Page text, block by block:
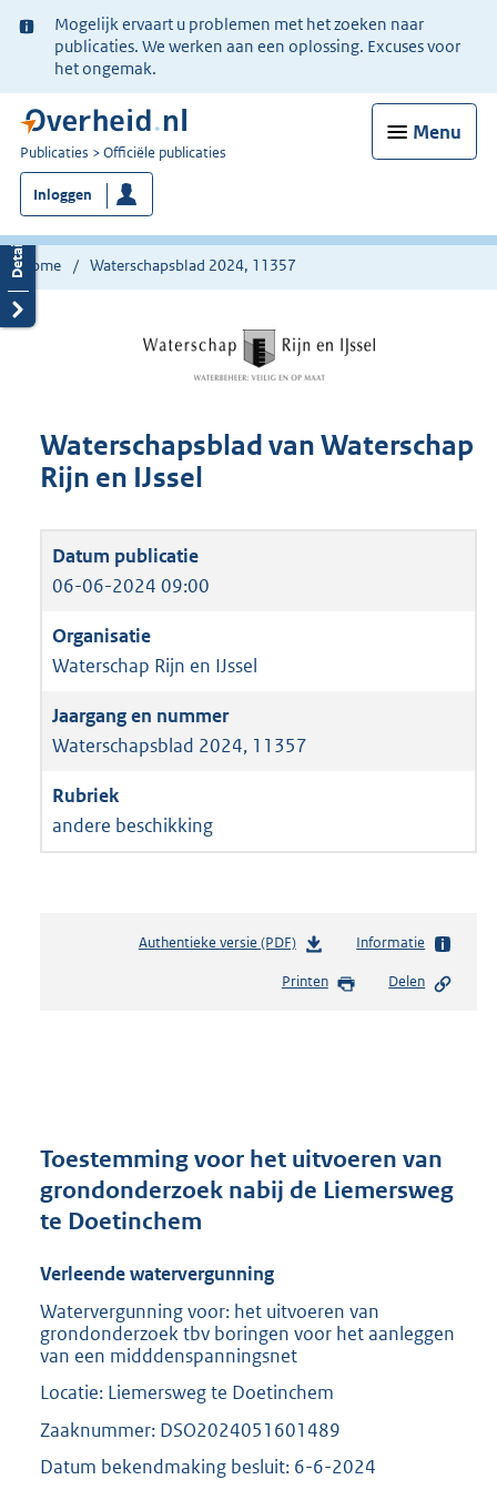
Ter
informatie:
Mogelijk ervaart u problemen met het zoeken naar
publicaties. We werken aan een oplossing. Excuses voor
het ongemak.
Menu
U
bent
nu
hier:
Publicaties Officiële publicaties
Inloggen
Home Waterschapsblad 2024, 11357
Waterschapsblad van Waterschap
Rijn en IJssel
06-06-2024 09:00
Waterschap Rijn en IJssel
Waterschapsblad 2024, 11357
andere beschikking
Authentieke versie (PDF)b
s
r
o
2
0
9
K
Informatie
Printen Delen
Toestemming voor het uitvoeren van
grondonderzoek nabij de Liemersweg
te Doetinchem
Verleende watervergunning
Watervergunning voor: het uitvoeren van
grondonderzoek tbv boringen voor het aanleggen
van een midddenspanningsnet
Locatie: Liemersweg te Doetinchem
Zaaknummer: DSO2024051601489
Datum bekendmaking besluit: 6-6-2024